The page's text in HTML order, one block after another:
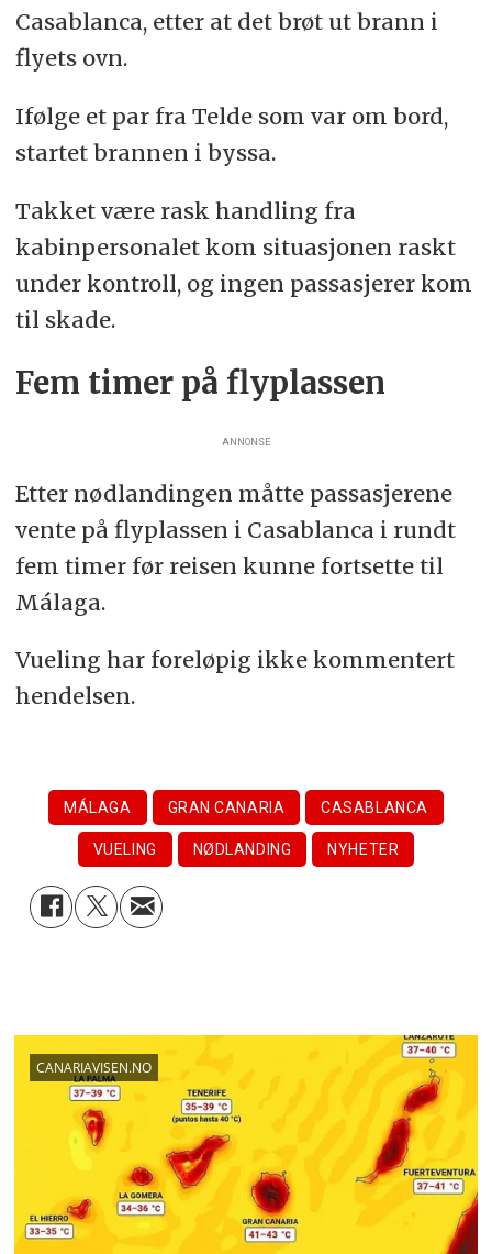
Casablanca, etter at det brøt ut brann i
flyets ovn.
Ifølge et par fra Telde som var om bord,
startet brannen i byssa.
Takket være rask handling fra
kabinpersonalet kom situasjonen raskt
under kontroll, og ingen passasjerer kom
til skade.
Fem timer på flyplassen
ANNONSE
Etter nødlandingen måtte passasjerene
vente på flyplassen i Casablanca i rundt
fem timer før reisen kunne fortsette til
Málaga.
Vueling har foreløpig ikke kommentert
hendelsen.
MÁLAGA GRAN CANARIA CASABLANCA
VUELING NØDLANDING NYHETER